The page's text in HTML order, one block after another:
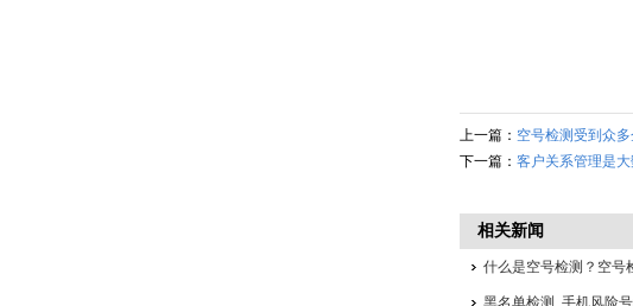
上一篇： 空号检测受到众
下一篇： 客户关系管理是
相关新闻
什么是空号检测？空号
思？
黑名单检测_手机风险